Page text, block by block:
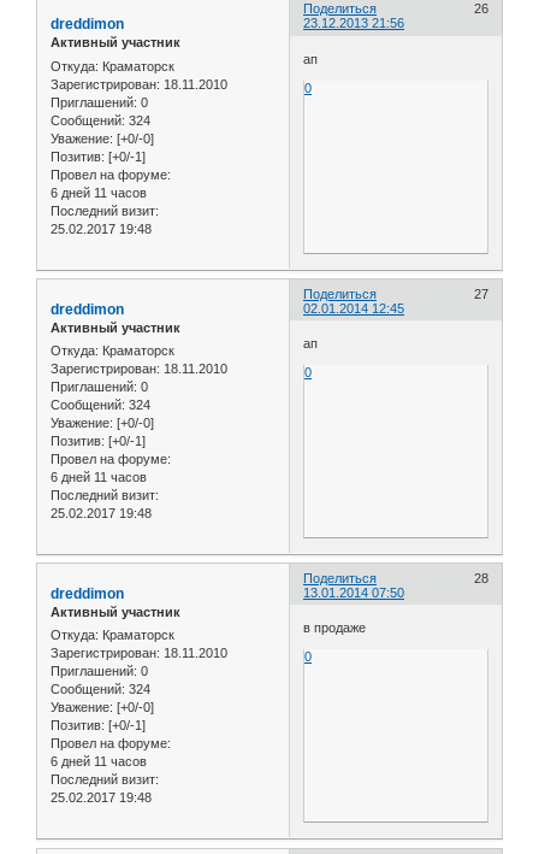
Поделиться
26
23.12.2013 21:56
dreddimon
Активный участник
Откуда: Краматорск
Зарегистрирован: 18.11.2010
Приглашений: 0
Сообщений: 324
Уважение: [+0/-0]
Позитив: [+0/-1]
Провел на форуме:
6 дней 11 часов
Последний визит:
25.02.2017 19:48
ап
0
Поделиться
27
02.01.2014 12:45
dreddimon
Активный участник
Откуда: Краматорск
Зарегистрирован: 18.11.2010
Приглашений: 0
Сообщений: 324
Уважение: [+0/-0]
Позитив: [+0/-1]
Провел на форуме:
6 дней 11 часов
Последний визит:
25.02.2017 19:48
ап
0
Поделиться
28
13.01.2014 07:50
dreddimon
Активный участник
Откуда: Краматорск
Зарегистрирован: 18.11.2010
Приглашений: 0
Сообщений: 324
Уважение: [+0/-0]
Позитив: [+0/-1]
Провел на форуме:
6 дней 11 часов
Последний визит:
25.02.2017 19:48
в продаже
0